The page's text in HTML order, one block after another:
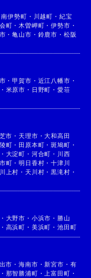
南伊勢町 ・ 川越町 ・ 紀宝
町 ・ 木曽岬町 ・伊勢市 ・
・亀山市 ・ 鈴鹿市 ・ 松阪
・甲賀市 ・ 近江八幡市 ・
・ 米原市 ・ 日野町 ・ 愛荘
市 ・ 天理市 ・大和高田
町 ・ 田原本町 ・斑鳩町 ・
・ 大淀町 ・ 河合町 ・ 川西
町 ・明日香村 ・十津川
川上村 ・ 天川村 ・黒滝村 ・
・ 大野市 ・ 小浜市 ・ 勝山
・ 高浜町 ・ 美浜町 ・ 池田町
市 ・海南市 ・新宮市 ・ 有
・ 那智勝浦町 ・ 上富田町 ・